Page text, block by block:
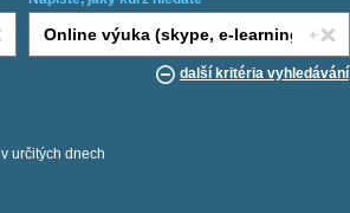
další kritéria vyhledávání
v určitých dnech